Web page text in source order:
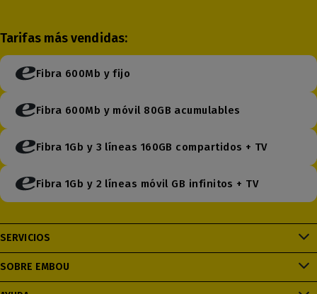
Tarifas más vendidas:
Fibra 600Mb y fijo
Fibra 600Mb y móvil 80GB acumulables
Fibra 1Gb y 3 líneas 160GB compartidos + TV
Fibra 1Gb y 2 líneas móvil GB infinitos + TV
SERVICIOS
SOBRE EMBOU